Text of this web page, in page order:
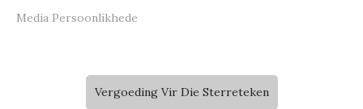
Media Persoonlikhede
Vergoeding Vir Die Sterreteken